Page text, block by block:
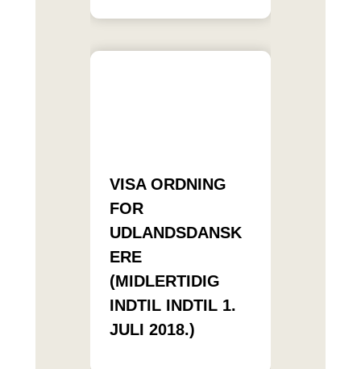
VISA ORDNING
FOR
UDLANDSDANSK
ERE
(MIDLERTIDIG
INDTIL INDTIL 1.
JULI 2018.)